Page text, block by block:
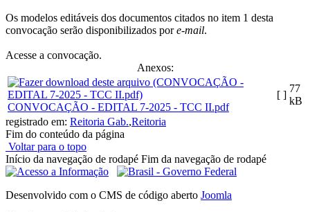
Os modelos editáveis dos documentos citados no item 1 desta
convocação serão disponibilizados pore-mail.
Acesse a convocação.
Anexos:
CONVOCAÇÃO - EDITAL 7-2025 - TCC II.pdf
[ ]
77
kB
registrado em: Reitoria Gab.,Reitoria
Fim do conteúdo da página
Voltar para o topo
Início da navegação de rodapé Fim da navegação de rodapé
Desenvolvido com o CMS de código aberto Joomla